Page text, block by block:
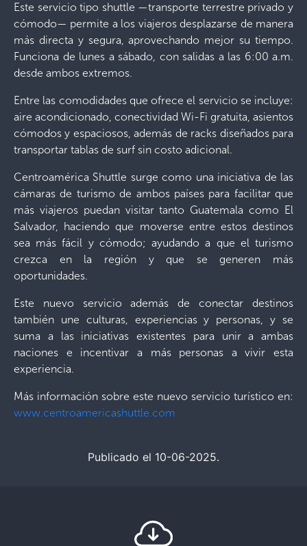
Este servicio tipo shuttle —transporte terrestre privado y
cómodo— permite a los viajeros desplazarse de manera
más directa y segura, aprovechando mejor su tiempo.
Funciona de lunes a sábado, con salidas a las 6:00 a.m.
desde ambos extremos.
Entre las comodidades que ofrece el servicio se incluye:
aire acondicionado, conectividad Wi-Fi gratuita, asientos
cómodos y espaciosos, además de racks diseñados para
transportar tablas de surf sin costo adicional.
Centroamérica Shuttle surge como una iniciativa de las
cámaras de turismo de ambos países para facilitar que
más viajeros puedan visitar tanto Guatemala como El
Salvador, haciendo que moverse entre estos destinos
sea más fácil y cómodo; ayudando a que el turismo
crezca en la región y que se generen más
oportunidades.
Este nuevo servicio además de conectar destinos
también une culturas, experiencias y personas, y se
suma a las iniciativas existentes para unir a ambas
naciones e incentivar a más personas a vivir esta
experiencia.
Más información sobre este nuevo servicio turístico en:
www.centroamericashuttle.com
Publicado el 10-06-2025.